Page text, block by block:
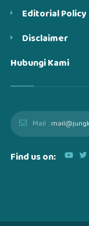
Editorial Policy
Disclaimer
Hubungi Kami
Mail :
Find us on: